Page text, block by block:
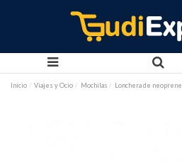
Inicio Viajes y Ocio Mochilas Lonchera de neoprene